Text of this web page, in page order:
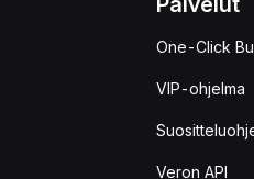
One-Click
VIP-ohjelma
Veron API